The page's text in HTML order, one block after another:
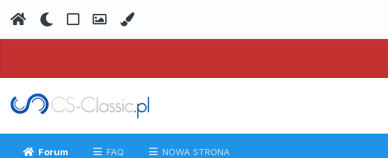
Forum FAQ NOWA STRONA